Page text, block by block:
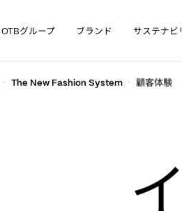
OTBグループ ブランド サステナビ
• The New Fashion System • 顧客体験